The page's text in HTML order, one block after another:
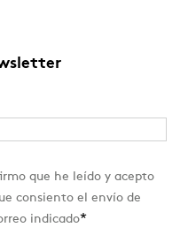
que he leído y acepto
consiento el envío de
indicado*